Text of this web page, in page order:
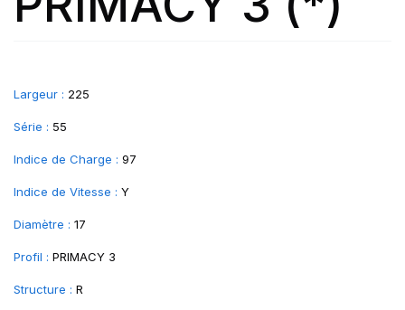
Largeur : 225
Série : 55
Indice de Charge : 97
Indice de Vitesse : Y
Diamètre : 17
Profil : PRIMACY 3
Structure : R